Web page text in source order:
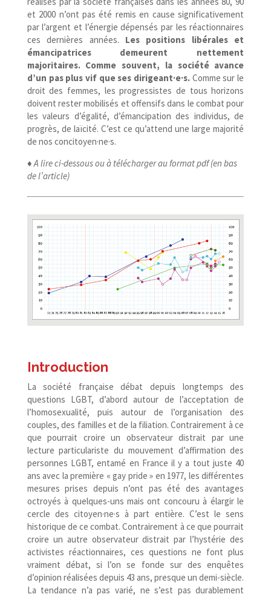
et 2000 n’ont pas été remis en cause significativement
par l’argent et l’énergie dépensés par les réactionnaires
ces dernières années. Les positions libérales et
émancipatrices demeurent nettement
majoritaires. Comme souvent, la société avance
d’un pas plus vif que ses dirigeant·e·s. Comme sur le
droit des femmes, les progressistes de tous horizons
doivent rester mobilisés et offensifs dans le combat pour
les valeurs d’égalité, d’émancipation des individus, de
progrès, de laïcité. C’est ce qu’attend une large majorité
de nos concitoyen·ne·s.
♦ A lire ci-​dessous ou à télécharger au format pdf (en bas
de l’article)
Introduction
La société française débat depuis longtemps des
questions LGBT, d’abord autour de l’acceptation de
l’homosexualité, puis autour de l’organisation des
couples, des familles et de la filiation. Contrairement à ce
que pourrait croire un observateur distrait par une
lecture particulariste du mouvement d’affirmation des
personnes LGBT, entamé en France il y a tout juste 40
ans avec la première « gay pride » en 1977, les différentes
mesures prises depuis n’ont pas été des avantages
octroyés à quelques-​uns mais ont concouru à élargir le
cercle des citoyen·ne·s à part entière. C’est le sens
historique de ce combat. Contrairement à ce que pourrait
croire un autre observateur distrait par l’hystérie des
activistes réactionnaires, ces questions ne font plus
vraiment débat, si l’on se fonde sur des enquêtes
d’opinion réalisées depuis 43 ans, presque un demi-​siècle.
La tendance n’a pas varié, ne s’est pas durablement